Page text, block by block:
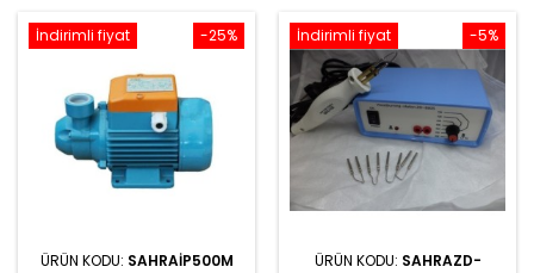
-25%
İndirimli fiyat
ÜRÜN KODU: SAHRAIP500M
-5%
İndirimli fiyat
ÜRÜN KODU: SAHRAZD-